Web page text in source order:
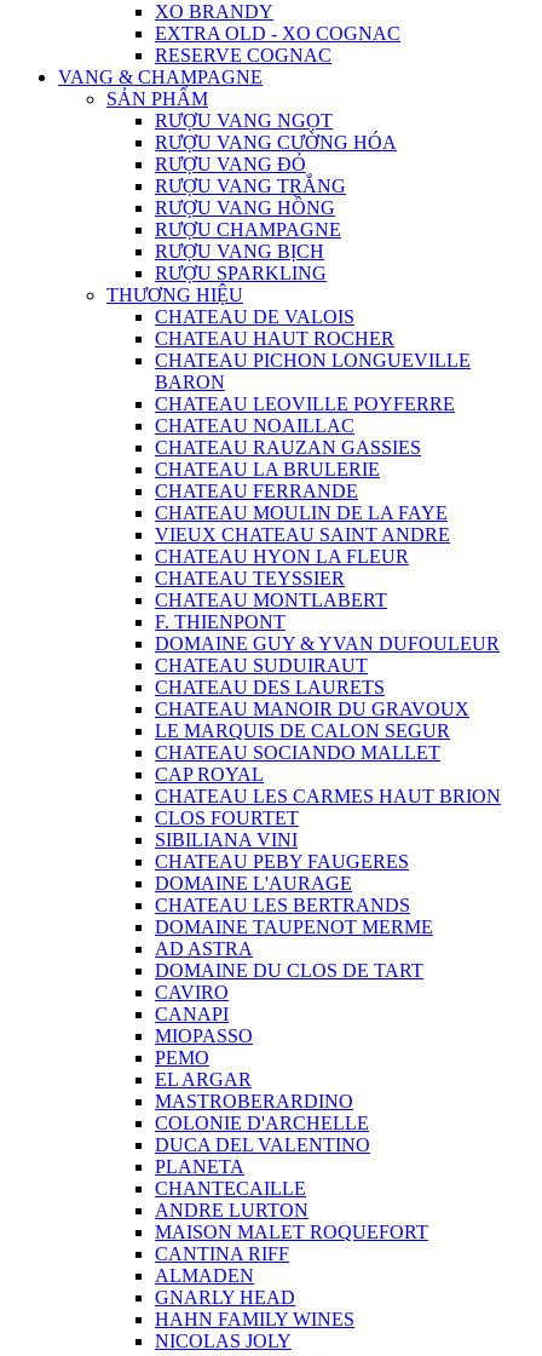
XO BRANDY
EXTRA OLD - XO COGNAC
RESERVE COGNAC
VANG & CHAMPAGNE
SẢN PHẨM
RƯỢU VANG NGỌT
RƯỢU VANG CƯỜNG HÓA
RƯỢU VANG ĐỎ
RƯỢU VANG TRẮNG
RƯỢU VANG HỒNG
RƯỢU CHAMPAGNE
RƯỢU VANG BỊCH
RƯỢU SPARKLING
THƯƠNG HIỆU
CHATEAU DE VALOIS
CHATEAU HAUT ROCHER
CHATEAU PICHON LONGUEVILLE
BARON
CHATEAU LEOVILLE POYFERRE
CHATEAU NOAILLAC
CHATEAU RAUZAN GASSIES
CHATEAU LA BRULERIE
CHATEAU FERRANDE
CHATEAU MOULIN DE LA FAYE
VIEUX CHATEAU SAINT ANDRE
CHATEAU HYON LA FLEUR
CHATEAU TEYSSIER
CHATEAU MONTLABERT
F. THIENPONT
DOMAINE GUY & YVAN DUFOULEUR
CHATEAU SUDUIRAUT
CHATEAU DES LAURETS
CHATEAU MANOIR DU GRAVOUX
LE MARQUIS DE CALON SEGUR
CHATEAU SOCIANDO MALLET
CAP ROYAL
CHATEAU LES CARMES HAUT BRION
CLOS FOURTET
SIBILIANA VINI
CHATEAU PEBY FAUGERES
DOMAINE L'AURAGE
CHATEAU LES BERTRANDS
DOMAINE TAUPENOT MERME
AD ASTRA
DOMAINE DU CLOS DE TART
CAVIRO
CANAPI
MIOPASSO
PEMO
EL ARGAR
MASTROBERARDINO
COLONIE D'ARCHELLE
DUCA DEL VALENTINO
PLANETA
CHANTECAILLE
ANDRE LURTON
MAISON MALET ROQUEFORT
CANTINA RIFF
ALMADEN
GNARLY HEAD
HAHN FAMILY WINES
NICOLAS JOLY